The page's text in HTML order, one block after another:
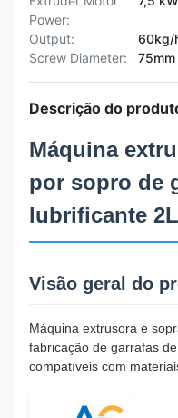
Power:
Output:
60kg/
Screw Diameter:
75mm
Descrição do
Máquina
por sopro de
lubrificante
Visão geral do
Máquina extrusora e
fabricação de garrafas de
compatíveis com